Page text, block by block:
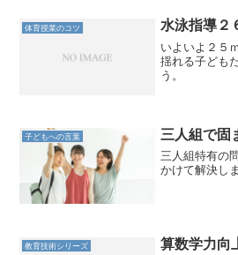
体育授業のコツ 水泳指導２
いよいよ２５
揺れる子ども
う。
子どもへの言葉 三人組で固
三人組特有の
かけて解決しま
教育技術シリーズ 算数学力向